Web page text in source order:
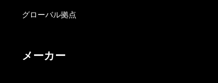
グローバル拠点
メーカー